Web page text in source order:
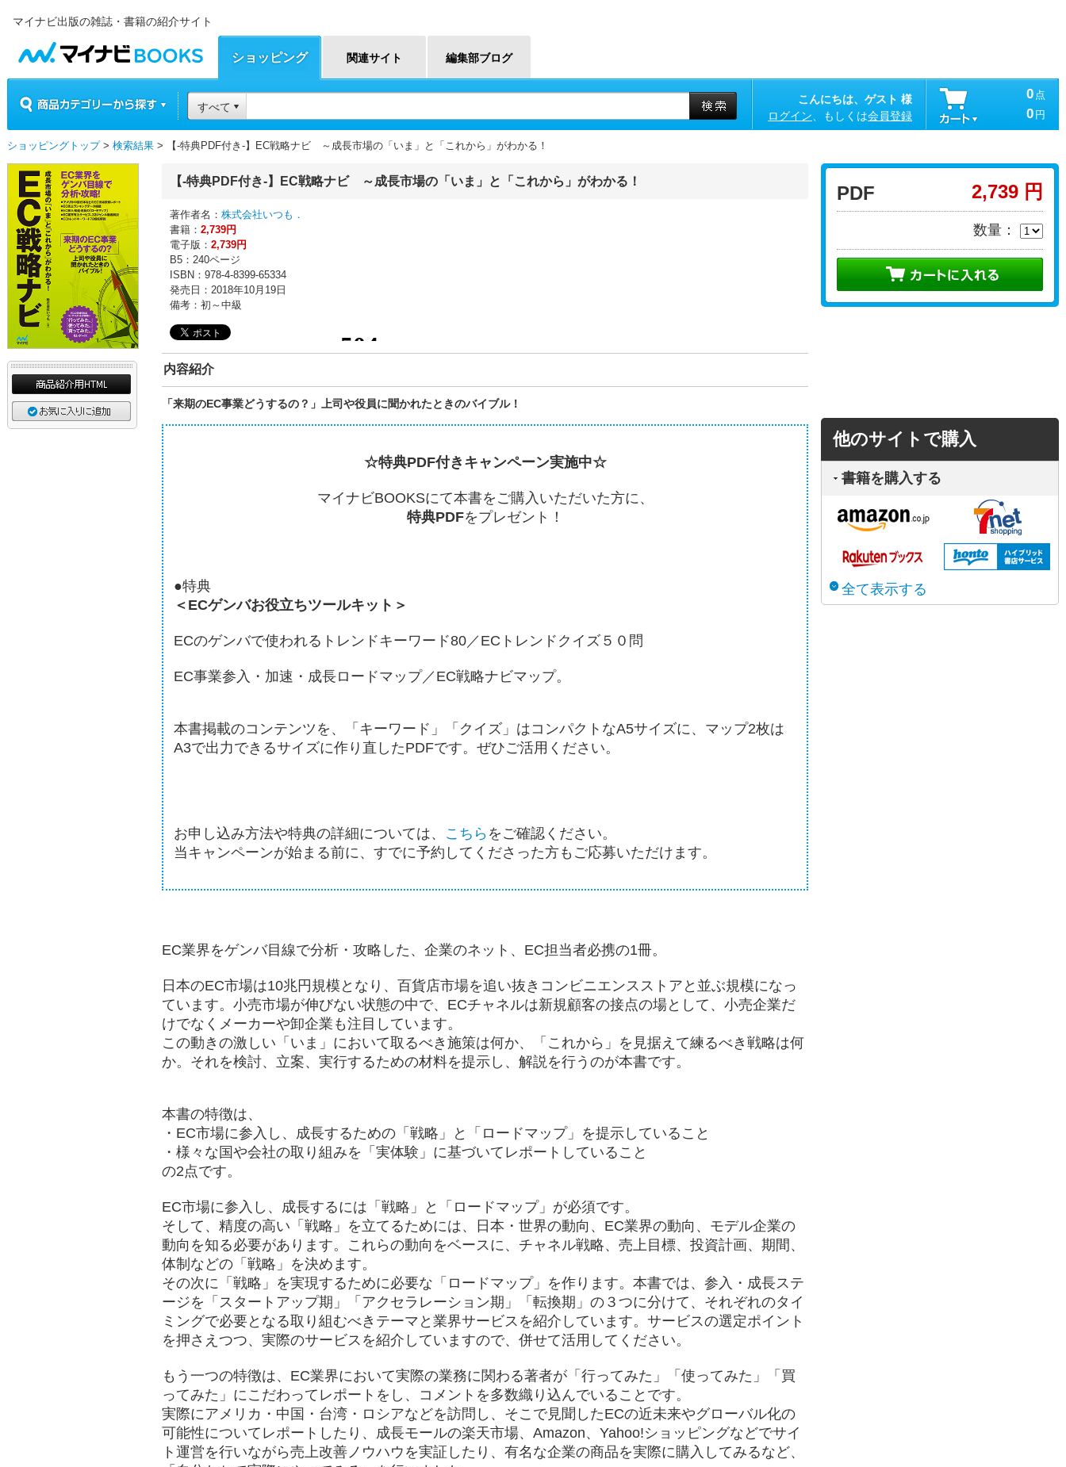
マイナビ出版の雑誌・書籍の紹介サイト
マイナビBOOKS
ショッピング 関連サイト 編集部ブログ
すべて
こんにちは、ゲスト 様
ログイン 、もしくは会員登録
0 点
0 円
ショッピングトップ> 検索結果 > 【-特典PDF付き-】EC戦略ナビ ～成長市場の「いま」と「これから」がわかる！
【-特典PDF付き-】EC戦略ナビ ～成長市場の「いま」と「これから」がわかる！
著作者名： 株式会社いつも．
書籍： 2,739円
電子版： 2,739円
B5：240ページ
ISBN：978-4-8399-65334
発売日：2018年10月19日
備考：初～中級
内容紹介
「来期のEC事業どうするの？」上司や役員に聞かれたときのバイブル！
☆特典PDF付きキャンペーン実施中☆
マイナビBOOKSにて本書をご購入いただいた方に、
特典PDFをプレゼント！
●特典
＜ECゲンバお役立ちツールキット＞
ECのゲンバで使われるトレンドキーワード80／ECトレンドクイズ５０問
EC事業参入・加速・成長ロードマップ／EC戦略ナビマップ。
本書掲載のコンテンツを、「キーワード」「クイズ」はコンパクトなA5サイズに、マップ2枚は
A3で出力できるサイズに作り直したPDFです。ぜひご活用ください。
お申し込み方法や特典の詳細については、 こちら をご確認ください。
当キャンペーンが始まる前に、すでに予約してくださった方もご応募いただけます。
EC業界をゲンバ目線で分析・攻略した、企業のネット、EC担当者必携の1冊。
日本のEC市場は10兆円規模となり、百貨店市場を追い抜きコンビニエンスストアと並ぶ規模になっ
ています。小売市場が伸びない状態の中で、ECチャネルは新規顧客の接点の場として、小売企業だ
けでなくメーカーや卸企業も注目しています。
この動きの激しい「いま」において取るべき施策は何か、「これから」を見据えて練るべき戦略は何
か。それを検討、立案、実行するための材料を提示し、解説を行うのが本書です。
本書の特徴は、
・EC市場に参入し、成長するための「戦略」と「ロードマップ」を提示していること
・様々な国や会社の取り組みを「実体験」に基づいてレポートしていること
の2点です。
EC市場に参入し、成長するには「戦略」と「ロードマップ」が必須です。
そして、精度の高い「戦略」を立てるためには、日本・世界の動向、EC業界の動向、モデル企業の
動向を知る必要があります。これらの動向をベースに、チャネル戦略、売上目標、投資計画、期間、
体制などの「戦略」を決めます。
その次に「戦略」を実現するために必要な「ロードマップ」を作ります。本書では、参入・成長ステ
ージを「スタートアップ期」「アクセラレーション期」「転換期」の３つに分けて、それぞれのタイ
ミングで必要となる取り組むべきテーマと業界サービスを紹介しています。サービスの選定ポイント
を押さえつつ、実際のサービスを紹介していますので、併せて活用してください。
もう一つの特徴は、EC業界において実際の業務に関わる著者が「行ってみた」「使ってみた」「買
ってみた」にこだわってレポートをし、コメントを多数織り込んでいることです。
実際にアメリカ・中国・台湾・ロシアなどを訪問し、そこで見聞したECの近未来やグローバル化の
可能性についてレポートしたり、成長モールの楽天市場、Amazon、Yahoo!ショッピングなどでサイ
ト運営を行いながら売上改善ノウハウを実証したり、有名な企業の商品を実際に購入してみるなど、
PDF 2,739 円
数量：
他のサイトで購入
書籍を購入する
全て表示する